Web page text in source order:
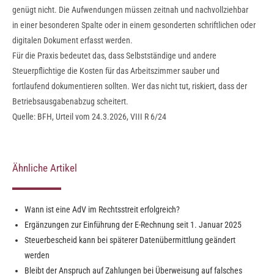
genügt nicht. Die Aufwendungen müssen zeitnah und nachvollziehbar
in einer besonderen Spalte oder in einem gesonderten schriftlichen oder
digitalen Dokument erfasst werden.
Für die Praxis bedeutet das, dass Selbstständige und andere
Steuerpflichtige die Kosten für das Arbeitszimmer sauber und
fortlaufend dokumentieren sollten. Wer das nicht tut, riskiert, dass der
Betriebsausgabenabzug scheitert.
Quelle: BFH, Urteil vom 24.3.2026, VIII R 6/24
Ähnliche Artikel
Wann ist eine AdV im Rechtsstreit erfolgreich?
Ergänzungen zur Einführung der E-Rechnung seit 1. Januar 2025
Steuerbescheid kann bei späterer Datenübermittlung geändert
werden
Bleibt der Anspruch auf Zahlungen bei Überweisung auf falsches